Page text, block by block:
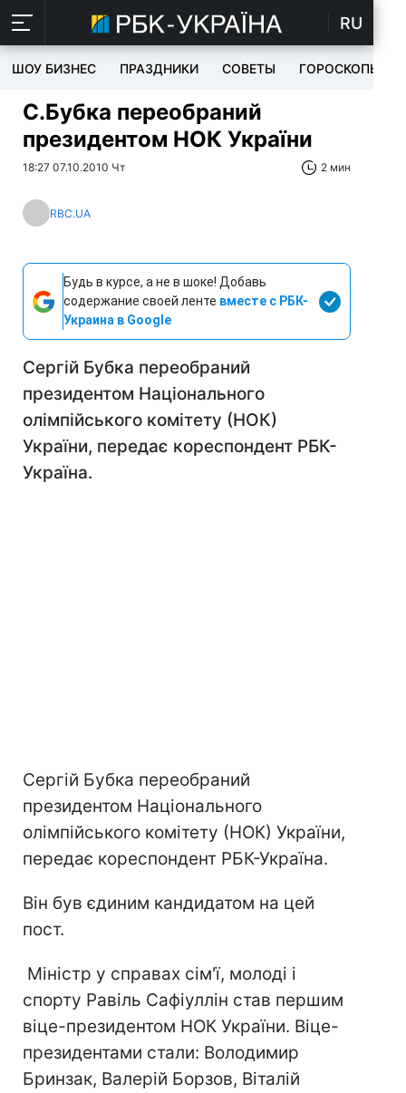
RU
ШОУ БИЗНЕС ПРАЗДНИКИ СОВЕТЫ ГОРОСКОПЫ
С.Бубка переобраний
президентом НОК України
18:27 07.10.2010 Чт 2 мин
RBC.UA
Будь в курсе, а не в шоке! Добавь
содержание своей ленте вместе с РБК-
Украина в Google
Сергій Бубка переобраний
президентом Національного
олімпійського комітету (НОК)
України, передає кореспондент РБК-
Україна.
Сергій Бубка переобраний
президентом Національного
олімпійського комітету (НОК) України,
передає кореспондент РБК-Україна.
Він був єдиним кандидатом на цей
пост.
Міністр у справах сім'ї, молоді і
спорту Равіль Сафіуллін став першим
віце-президентом НОК України. Віце-
президентами стали: Володимир
Бринзак, Валерій Борзов, Віталій